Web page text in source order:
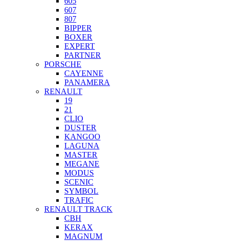
607
807
BIPPER
BOXER
EXPERT
PARTNER
PORSCHE
CAYENNE
PANAMERA
RENAULT
19
21
CLIO
DUSTER
KANGOO
LAGUNA
MASTER
MEGANE
MODUS
SCENIC
SYMBOL
TRAFIC
RENAULT TRACK
CBH
KERAX
MAGNUM